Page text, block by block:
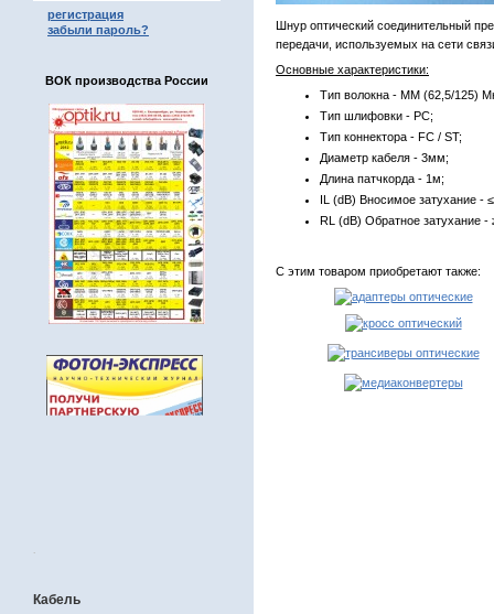
регистрация
забыли пароль?
ВОК производства России
.
Кабель
Шнур оптический соединительный
передачи, используемых на сети
Основные характеристики:
Тип волокна - MM (62,5/125)
Тип шлифовки - PC;
Тип коннектора - FC / ST;
Диаметр кабеля - 3мм;
Длина патчкорда - 1м;
IL (dB) Вносимое затухание -
RL (dB) Обратное затухание -
С этим товаром приобретают также: